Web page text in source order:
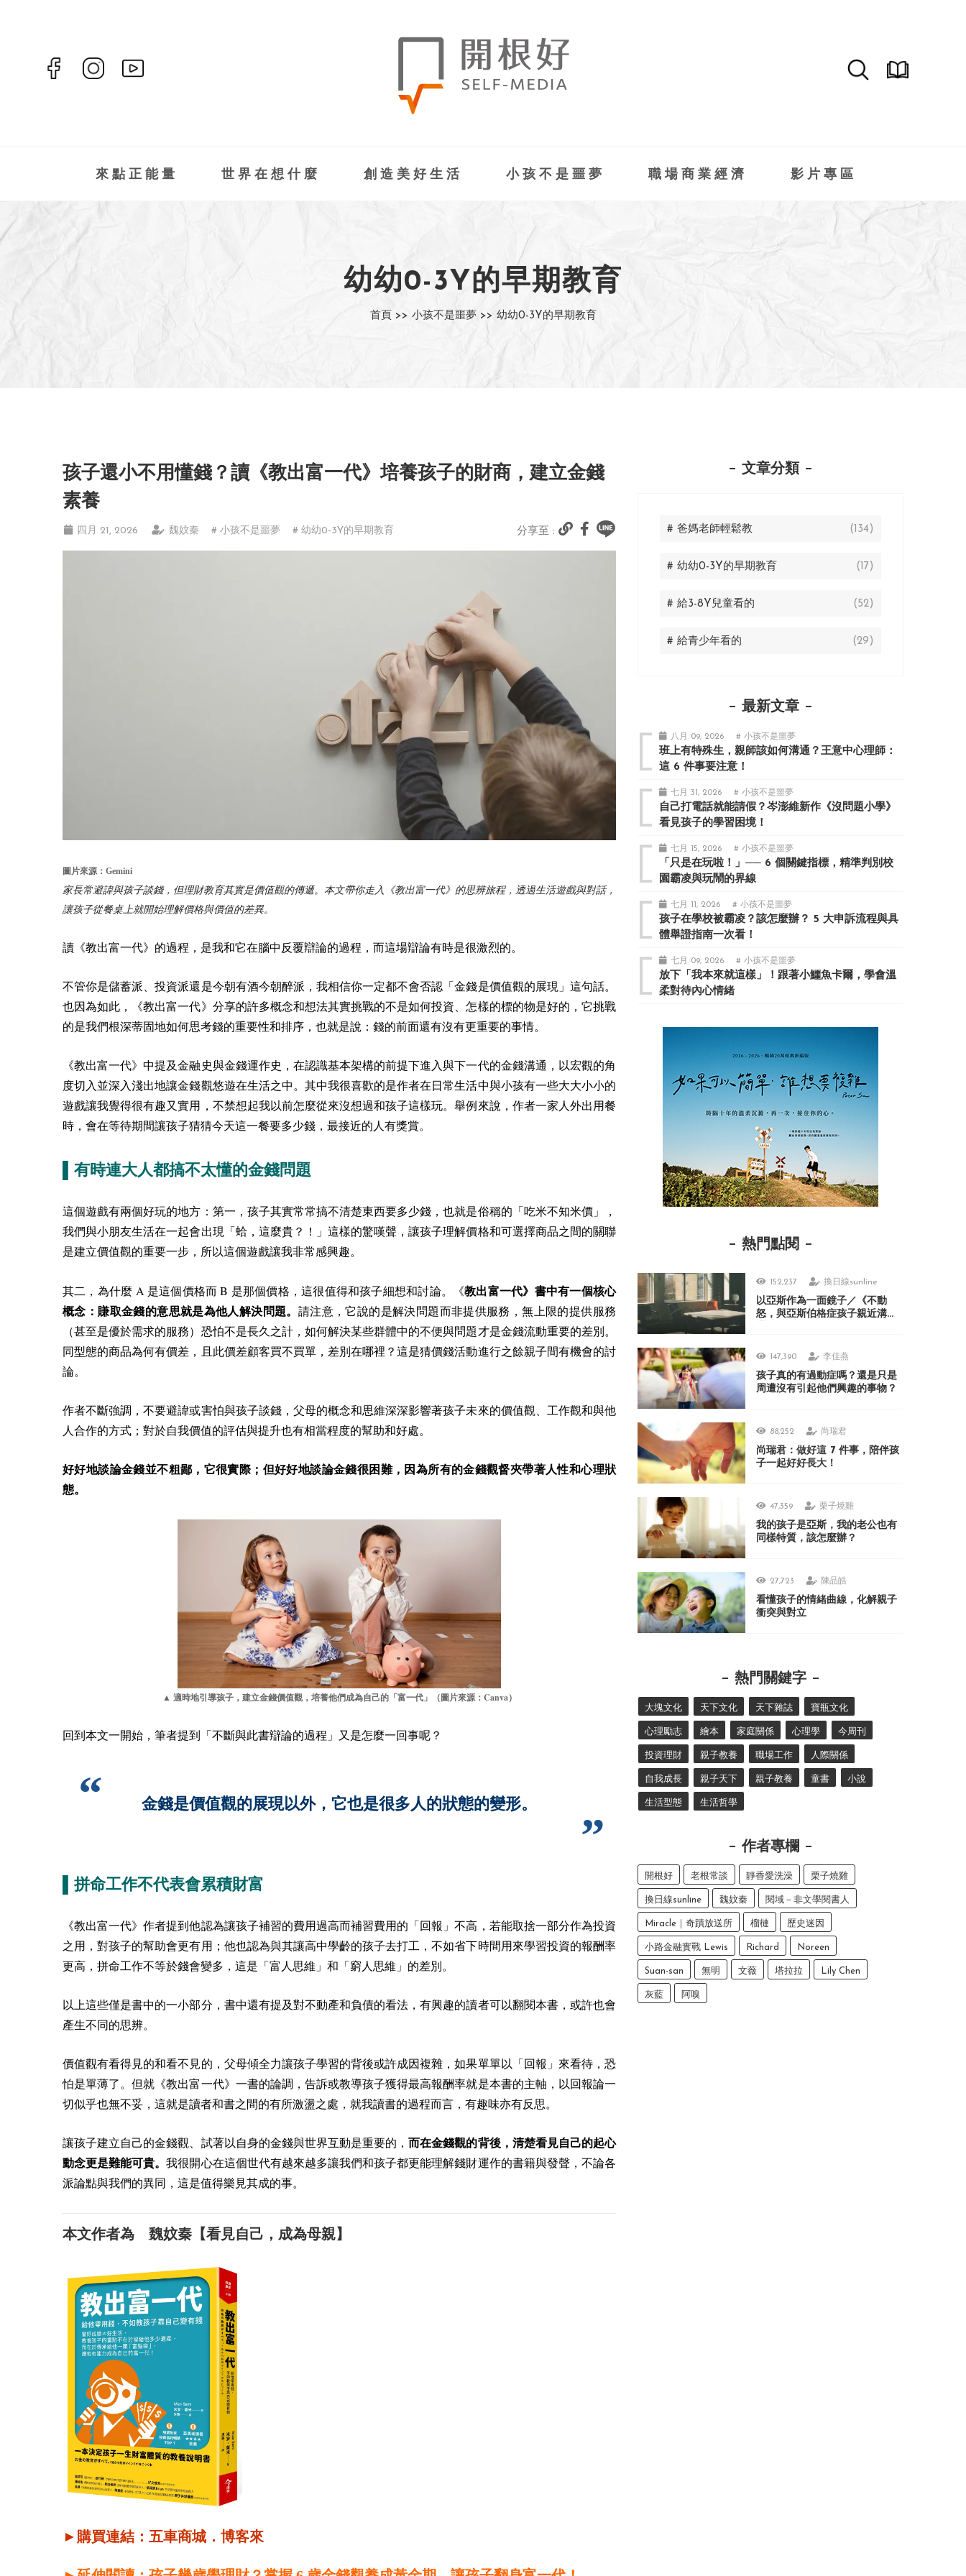
來點正能量 世界在想什麼 創造美好生活 小孩不是噩夢 職場商業經濟 影片專區
幼幼0-3Y的早期教育
首頁 >> 小孩不是噩夢 >> 幼幼0-3Y的早期教育
孩子還小不用懂錢？讀《教出富一代》培養孩子的財商，建立金錢
素養
四月 21, 2026 魏妏秦 # 小孩不是噩夢 # 幼幼0-3Y的早期教育 分享至 :
圖片來源：Gemini
家長常避諱與孩子談錢，但理財教育其實是價值觀的傳遞。本文帶你走入《教出富一代》的思辨旅程，透過生活遊戲與對話，
讓孩子從餐桌上就開始理解價格與價值的差異。
讀《教出富一代》的過程，是我和它在腦中反覆辯論的過程，而這場辯論有時是很激烈的。
不管你是儲蓄派、投資派還是今朝有酒今朝醉派，我相信你一定都不會否認「金錢是價值觀的展現」這句話。
也因為如此，《教出富一代》分享的許多概念和想法其實挑戰的不是如何投資、怎樣的標的物是好的，它挑戰
的是我們根深蒂固地如何思考錢的重要性和排序，也就是說：錢的前面還有沒有更重要的事情。
《教出富一代》中提及金融史與金錢運作史，在認識基本架構的前提下進入與下一代的金錢溝通，以宏觀的角
度切入並深入淺出地讓金錢觀悠遊在生活之中。其中我很喜歡的是作者在日常生活中與小孩有一些大大小小的
遊戲讓我覺得很有趣又實用，不禁想起我以前怎麼從來沒想過和孩子這樣玩。舉例來說，作者一家人外出用餐
時，會在等待期間讓孩子猜猜今天這一餐要多少錢，最接近的人有獎賞。
▌有時連大人都搞不太懂的金錢問題
這個遊戲有兩個好玩的地方：第一，孩子其實常常搞不清楚東西要多少錢，也就是俗稱的「吃米不知米價」，
我們與小朋友生活在一起會出現「蛤，這麼貴？！」這樣的驚嘆聲，讓孩子理解價格和可選擇商品之間的關聯
是建立價值觀的重要一步，所以這個遊戲讓我非常感興趣。
其二，為什麼 A 是這個價格而B 是那個價格，這很值得和孩子細想和討論。《教出富一代》書中有一個核心
概念：賺取金錢的意思就是為他人解決問題。 請注意，它說的是解決問題而非提供服務，無上限的提供服務
（甚至是優於需求的服務）恐怕不是長久之計，如何解決某些群體中的不便與問題才是金錢流動重要的差別。
同型態的商品為何有價差，且此價差顧客買不買單，差別在哪裡？這是猜價錢活動進行之餘親子間有機會的討
論。
作者不斷強調，不要避諱或害怕與孩子談錢，父母的概念和思維深深影響著孩子未來的價值觀、工作觀和與他
人合作的方式；對於自我價值的評估與提升也有相當程度的幫助和好處。
好好地談論金錢並不粗鄙，它很實際；但好好地談論金錢很困難，因為所有的金錢觀督夾帶著人性和心理狀
態。
▲ 適時地引導孩子，建立金錢價值觀，培養他們成為自己的「富一代」（圖片來源： Canva）
回到本文一開始，筆者提到「不斷與此書辯論的過程」又是怎麼一回事呢？
金錢是價值觀的展現以外，它也是很多人的狀態的變形。
▌拼命工作不代表會累積財富
《教出富一代》作者提到他認為讓孩子補習的費用過高而補習費用的「回報」不高，若能取捨一部分作為投資
之用，對孩子的幫助會更有用；他也認為與其讓高中學齡的孩子去打工，不如省下時間用來學習投資的報酬率
更高，拼命工作不等於錢會變多，這是「富人思維」和「窮人思維」的差別。
以上這些僅是書中的一小部分，書中還有提及對不動產和負債的看法，有興趣的讀者可以翻閱本書，或許也會
產生不同的思辨。
價值觀有看得見的和看不見的，父母傾全力讓孩子學習的背後或許成因複雜，如果單單以「回報」來看待，恐
怕是單薄了。但就《教出富一代》一書的論調，告訴或教導孩子獲得最高報酬率就是本書的主軸，以回報論一
切似乎也無不妥，這就是讀者和書之間的有所激盪之處，就我讀書的過程而言，有趣味亦有反思。
讓孩子建立自己的金錢觀、試著以自身的金錢與世界互動是重要的， 而在金錢觀的背後，清楚看見自己的起心
動念更是難能可貴。我很開心在這個世代有越來越多讓我們和孩子都更能理解錢財運作的書籍與發聲，不論各
派論點與我們的異同，這是值得樂見其成的事。
本文作者為 魏妏秦【看見自己，成為母親】
►購買連結： 五車商城 ． 博客來
文章分類
# 爸媽老師輕鬆教 (134)
# 幼幼0-3Y的早期教育 (17)
# 給3-8Y兒童看的 (52)
# 給青少年看的 (29)
最新文章
八月 09, 2026 # 小孩不是噩夢
班上有特殊生，親師該如何溝通？王意中心理師：
這 6 件事要注意！
七月 31, 2026 # 小孩不是噩夢
自己打電話就能請假？岑澎維新作《沒問題小學》
看見孩子的學習困境！
七月 15, 2026 # 小孩不是噩夢
「只是在玩啦！」── 6 個關鍵指標，精準判別校
園霸凌與玩鬧的界線
七月 11, 2026 # 小孩不是噩夢
孩子在學校被霸凌？該怎麼辦？ 5 大申訴流程與具
體舉證指南一次看！
七月 09, 2026 # 小孩不是噩夢
放下「我本來就這樣」！跟著小鱷魚卡爾，學會溫
柔對待內心情緒
熱門點閱
152,237 換日線sunline
以亞斯作為一面鏡子／《不動
怒，與亞斯伯格症孩子親近溝
147,390 李佳燕
孩子真的有過動症嗎？還是只是
周遭沒有引起他們興趣的事物？
88,252 尚瑞君
尚瑞君：做好這 7 件事，陪伴孩
子一起好好長大！
47,359 栗子燒雞
我的孩子是亞斯，我的老公也有
同樣特質，該怎麼辦？
27,723 陳品皓
看懂孩子的情緒曲線，化解親子
衝突與對立
熱門關鍵字
大塊文化 天下文化 天下雜誌 寶瓶文化
心理勵志 繪本 家庭關係 心理學 今周刊
投資理財 親子教養 職場工作 人際關係
自我成長 親子天下 親子教養 童書 小說
生活型態 生活哲學
作者專欄
開根好 老根常談 靜香愛洗澡 栗子燒雞
換日線sunline 魏妏秦 閱域－非文學閱書人
Miracle｜奇蹟放送所 榴槤 歷史迷因
小路金融實戰 Lewis Richard Noreen
Suan-san 無明 文薇 塔拉拉 Lily Chen
灰藍 阿嗅